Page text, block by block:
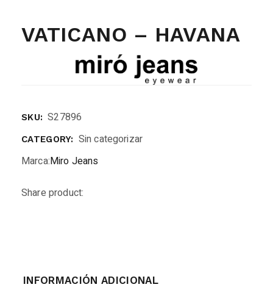
VATICANO – HAVANA
SKU: S27896
CATEGORY: Sin categorizar
Marca:Miro Jeans
Share product:
INFORMACIÓN ADICIONAL